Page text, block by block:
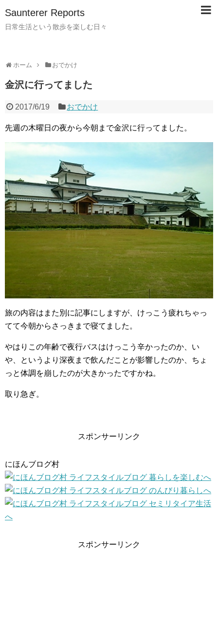
Saunterer Reports
日常生活という散歩を楽しむ日々
ホーム おでかけ
金沢に行ってました
2017/6/19 おでかけ
先週の木曜日の夜から今朝まで金沢に行ってました。
旅の内容はまた別に記事にしますが、けっこう疲れちゃっ
てて今朝からさっきまで寝てました。
やはりこの年齢で夜行バスはけっこう辛かったのか、い
や、というより深夜まで飲んだことが影響したのか、ちょ
っと体調を崩したのが大きかったですかね。
取り急ぎ。
スポンサーリンク
にほんブログ村
スポンサーリンク